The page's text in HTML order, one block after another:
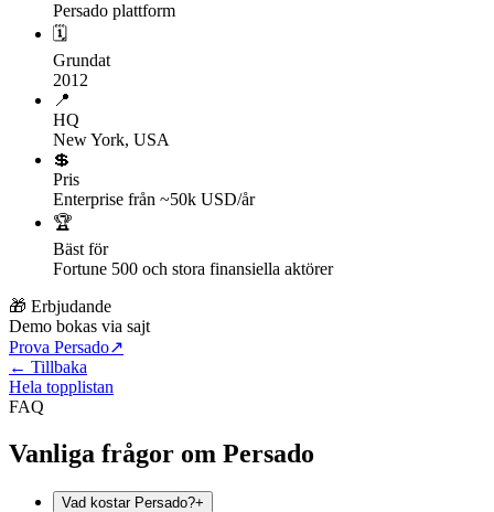
Persado plattform
🗓
Grundat
2012
📍
HQ
New York, USA
💲
Pris
Enterprise från ~50k USD/år
🏆
Bäst för
Fortune 500 och stora finansiella aktörer
🎁 Erbjudande
Demo bokas via sajt
Prova Persado↗
← Tillbaka
Hela topplistan
FAQ
Vanliga frågor om Persado
Vad kostar Persado?+